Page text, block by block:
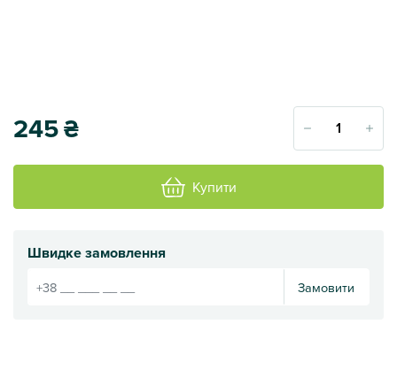
245₴
Купити
Швидке замовлення
Замовити